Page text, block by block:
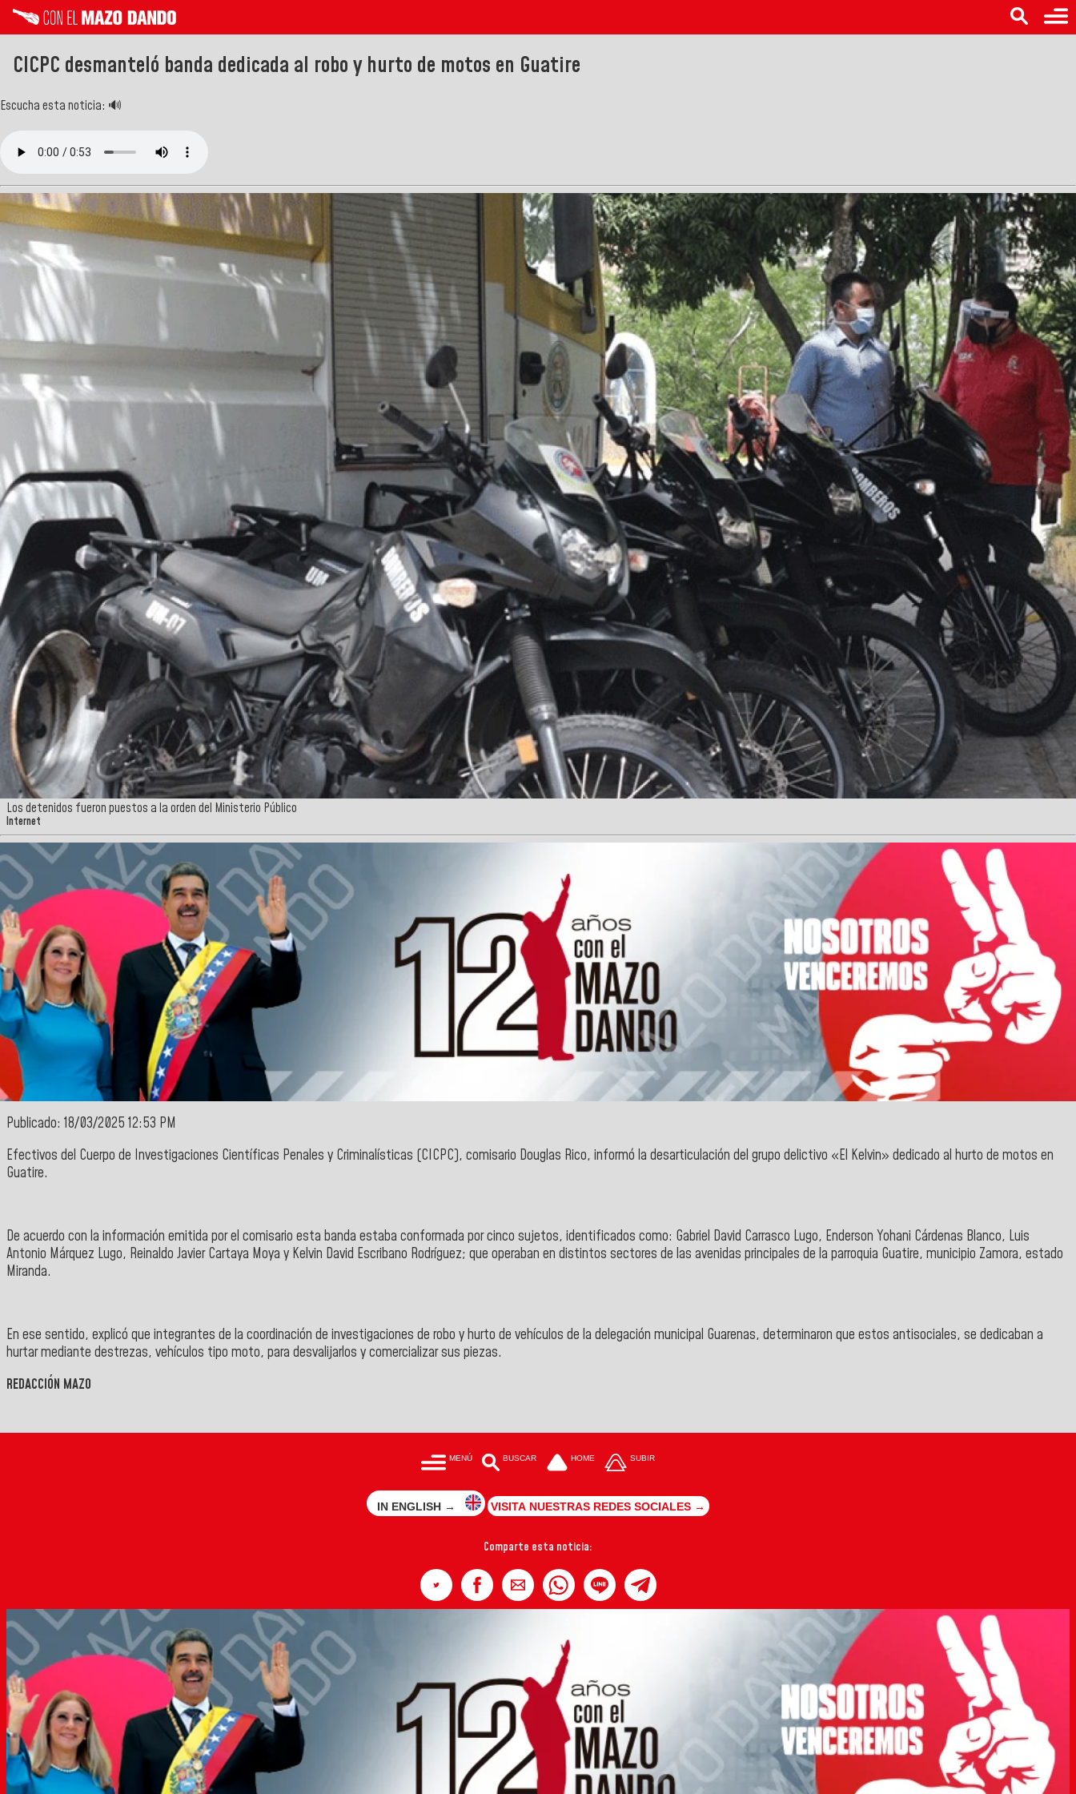
CICPC desmanteló banda dedicada al robo y hurto de motos en Guatire
Escucha esta noticia: 🔊
Los detenidos fueron puestos a la orden del Ministerio Público
Internet
Publicado: 18/03/2025 12:53 PM
Efectivos del Cuerpo de Investigaciones Científicas Penales y Criminalísticas (CICPC), comisario Douglas Rico, informó la desarticulación del grupo delictivo «El Kelvin» dedicado al hurto de motos en
Guatire.
De acuerdo con la información emitida por el comisario esta banda estaba conformada por cinco sujetos, identificados como: Gabriel David Carrasco Lugo, Enderson Yohani Cárdenas Blanco, Luis
Antonio Márquez Lugo, Reinaldo Javier Cartaya Moya y Kelvin David Escribano Rodríguez; que operaban en distintos sectores de las avenidas principales de la parroquia Guatire, municipio Zamora, estado
Miranda.
En ese sentido, explicó que integrantes de la coordinación de investigaciones de robo y hurto de vehículos de la delegación municipal Guarenas, determinaron que estos antisociales, se dedicaban a
hurtar mediante destrezas, vehículos tipo moto, para desvalijarlos y comercializar sus piezas.
REDACCIÓN MAZO
MENÚ BUSCAR HOME SUBIR
IN ENGLISH → VISITA NUESTRAS REDES SOCIALES →
Comparte esta noticia: